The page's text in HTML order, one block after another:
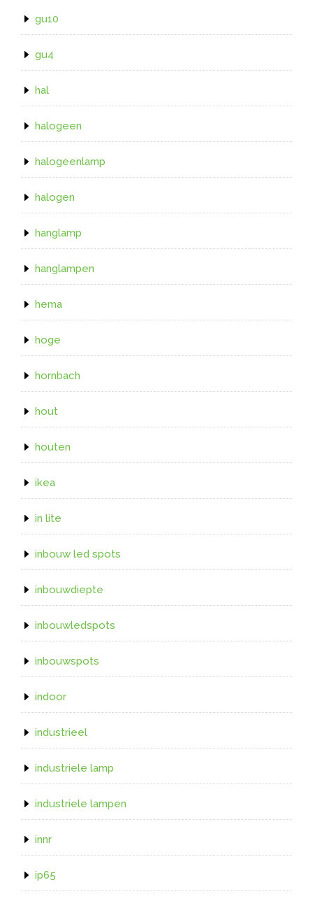
gu10
gu4
hal
halogeen
halogeenlamp
halogen
hanglamp
hanglampen
hema
hoge
hornbach
hout
houten
ikea
in lite
inbouw led spots
inbouwdiepte
inbouwledspots
inbouwspots
indoor
industrieel
industriele lamp
industriele lampen
innr
ip65